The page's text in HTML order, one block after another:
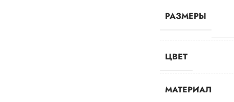
РАЗМЕРЫ
ЦВЕТ
МАТЕРИАЛ